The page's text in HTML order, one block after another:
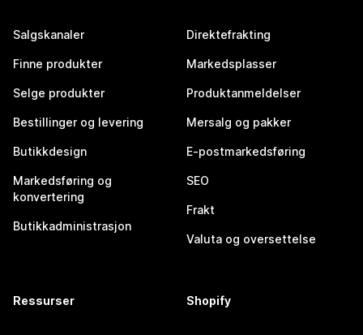
Salgskanaler
Finne produkter
Selge produkter
Bestillinger og levering
Butikkdesign
Markedsføring og
konvertering
Butikkadministrasjon
Direktefrakting
Markedsplasser
Produktanmeldelser
Mersalg og pakker
E-postmarkedsføring
SEO
Frakt
Valuta og oversettelse
Ressurser Shopify